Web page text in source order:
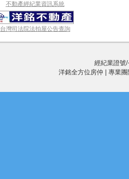
不動產經紀業資訊系統
台灣司法院法拍屋公告查詢
經紀業證
洋銘全方位房仲 | 專業